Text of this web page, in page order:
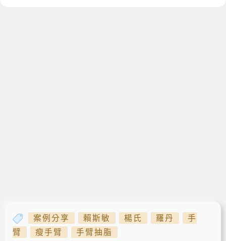
案例分享 賴斯敏 楊氏 羅丹
手
臂
瘦手臂 手臂抽脂